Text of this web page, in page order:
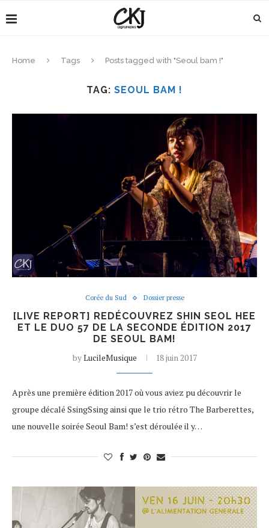
Home Tags Posts tagged with "Seoul bam !"
TAG: SEOUL BAM !
Corée du Sud Dossier presse
[LIVE REPORT] REDÉCOUVREZ SHIN SEOL HEE
ET LE DUO 57 DE LA SECONDE ÉDITION 2017
DE SEOUL BAM!
byLucileMusique 18 juin 2017
Après une première édition 2017 où vous aviez pu découvrir le
groupe décalé SsingSsing ainsi que le trio rétro The Barberettes,
une nouvelle soirée Seoul Bam! s’est déroulée il y…